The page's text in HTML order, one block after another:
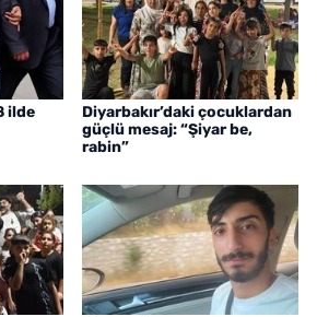
ilde
Diyarbakır’daki çocuklardan
güçlü mesaj: “Şiyar be,
rabin”